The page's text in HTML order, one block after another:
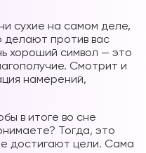
сухие на самом деле,
делают против вас
хороший символ — это
Смотрит и
намерений,
в итоге во сне
Тогда, это
достигают цели. Сама